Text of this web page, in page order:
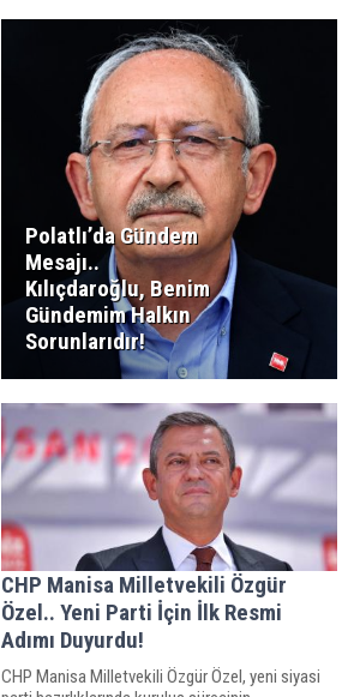
Polatlı’da Gündem
Mesajı..
Kılıçdaroğlu, Benim
Gündemim Halkın
Sorunlarıdır!
CHP Manisa Milletvekili Özgür
Özel.. Yeni Parti İçin İlk Resmi
Adımı Duyurdu!
CHP Manisa Milletvekili Özgür Özel, yeni siyasi